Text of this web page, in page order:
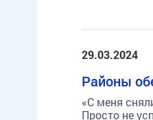
29.03.2024
Районы
«С меня
Просто не